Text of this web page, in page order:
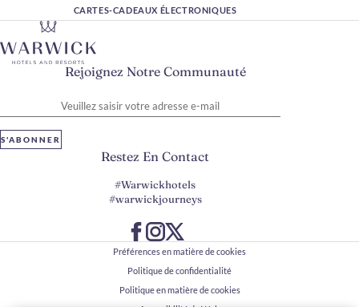
CARTES-CADEAUX ÉLECTRONIQUES
Rejoignez Notre Communauté
S'ABONNER
Restez En Contact
#Warwickhotels
#warwickjourneys
Préférences en matière de cookies
Politique de confidentialité
Politique en matière de cookies